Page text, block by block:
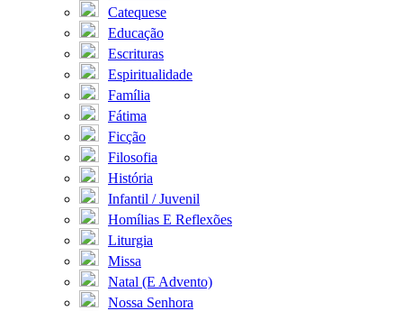
Catequese
Educação
Escrituras
Espiritualidade
Família
Fátima
Ficção
Filosofia
História
Infantil / Juvenil
Homílias E Reflexões
Liturgia
Missa
Natal (E Advento)
Nossa Senhora